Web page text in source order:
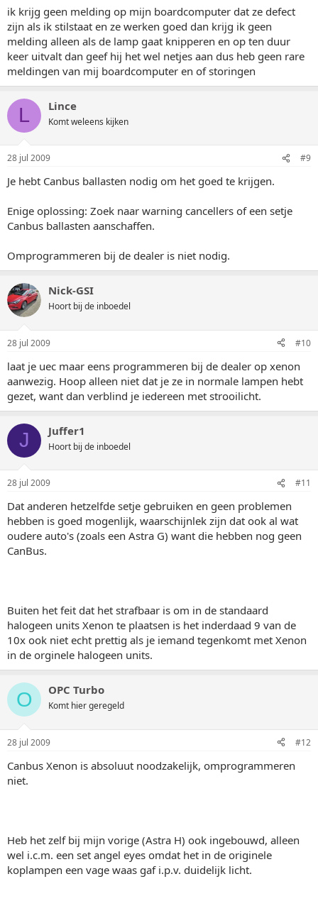
ik krijg geen melding op mijn boardcomputer dat ze defect
zijn als ik stilstaat en ze werken goed dan krijg ik geen
melding alleen als de lamp gaat knipperen en op ten duur
keer uitvalt dan geef hij het wel netjes aan dus heb geen rare
meldingen van mij boardcomputer en of storingen
L Lince
Komt weleens kijken
28 jul 2009 #9
Je hebt Canbus ballasten nodig om het goed te krijgen.
Enige oplossing: Zoek naar warning cancellers of een setje
Canbus ballasten aanschaffen.
Omprogrammeren bij de dealer is niet nodig.
Nick-GSI
Hoort bij de inboedel
28 jul 2009 #10
laat je uec maar eens programmeren bij de dealer op xenon
aanwezig. Hoop alleen niet dat je ze in normale lampen hebt
gezet, want dan verblind je iedereen met strooilicht.
J Juffer1
Hoort bij de inboedel
28 jul 2009 #11
Dat anderen hetzelfde setje gebruiken en geen problemen
hebben is goed mogenlijk, waarschijnlek zijn dat ook al wat
oudere auto's (zoals een Astra G) want die hebben nog geen
CanBus.
Buiten het feit dat het strafbaar is om in de standaard
halogeen units Xenon te plaatsen is het inderdaad 9 van de
10x ook niet echt prettig als je iemand tegenkomt met Xenon
in de orginele halogeen units.
O OPC Turbo
Komt hier geregeld
28 jul 2009 #12
Canbus Xenon is absoluut noodzakelijk, omprogrammeren
niet.
Heb het zelf bij mijn vorige (Astra H) ook ingebouwd, alleen
wel i.c.m. een set angel eyes omdat het in de originele
koplampen een vage waas gaf i.p.v. duidelijk licht.